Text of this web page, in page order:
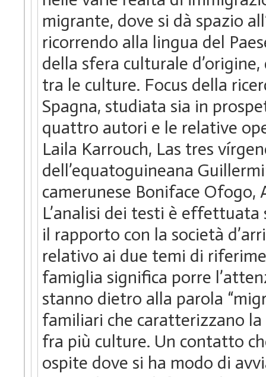
migrante, dove si dà spazio
ricorrendo alla lingua del
della sfera culturale
tra le culture. Focus della
Spagna, studiata sia in
quattro autori e le relative
Laila Karrouch, Las tres
dell’equatoguineana
camerunese Boniface Ofogo,
L’analisi dei testi è
il rapporto con la società
relativo ai due temi di
famiglia significa porre
stanno dietro alla parola
familiari che caratterizzano
fra più culture. Un contatto
ospite dove si ha modo di